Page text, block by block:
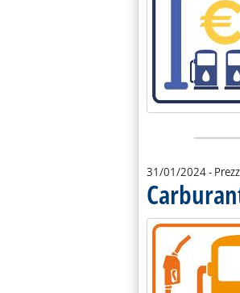
Lista
31/01/2024-